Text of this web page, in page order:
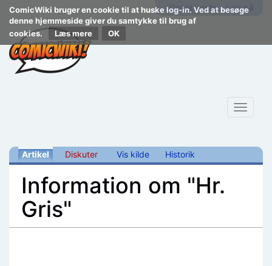
ComicWiki bruger en cookie til at huske log-in. Ved at besøge
denne hjemmeside giver du samtykke til brug af
cookies.
Læs mere
Opret konto Log på
Toggle
Artikel Diskuter Vis kilde Historik
Information om "Hr.
Gris"